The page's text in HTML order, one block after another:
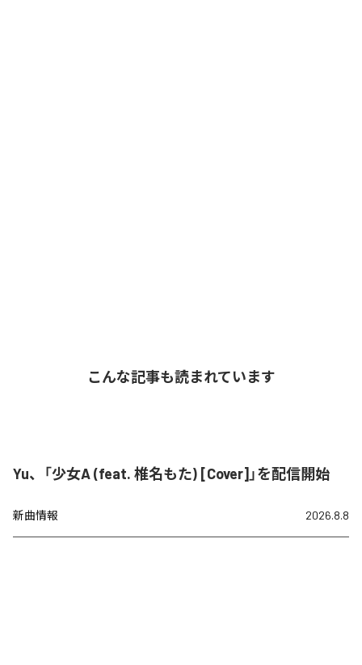
こんな記事も読まれています
Yu、「少女A (feat. 椎名もた) [Cover]」を配信開始
新曲情報 2026.8.8